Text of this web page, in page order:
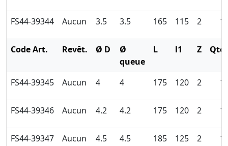
FS44-39344 Aucun 3.5 3.5 165 115 2 1
Code Art. Revêt. Ø D
Ø
queue
L l1 Z Qté
FS44-39345 Aucun 4 4 175 120 2 1
FS44-39346 Aucun 4.2 4.2 175 120 2 1
FS44-39347 Aucun 4.5 4.5 185 125 2 1